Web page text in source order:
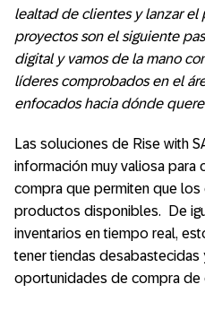
lealtad de clientes y lanzar el
proyectos son el siguiente
digital y vamos de la mano
líderes comprobados en el
enfocados hacia dónde
Las soluciones de Rise with
información muy valiosa
compra que permiten que
productos disponibles. De
inventarios en tiempo real,
tener tiendas
oportunidades de compra de